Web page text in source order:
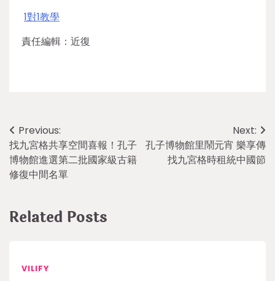
1對1教學
責任編輯：近復
Post
navigation
Previous:
找九宮格共享空間喜報！孔子
博物館進選第二批國家級古籍
修復中間名單
Next:
孔子博物館里鬧元宵 樂享傳
找九宮格時租統中國節
Related Posts
VILIFY